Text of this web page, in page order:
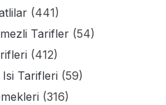
(441)
Tarifler(54)
(412)
Tarifleri (59)
(316)